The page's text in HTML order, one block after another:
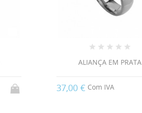
ALIANÇA EM PRATA
37,00 € Com IVA